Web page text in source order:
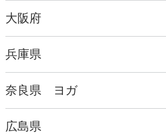
大阪府
兵庫県
奈良県 ヨガ
広島県